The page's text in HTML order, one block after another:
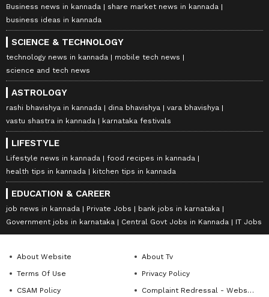
Business news in kannada
share market news in kannada
business ideas in kannada
SCIENCE & TECHNOLOGY
technology news in kannada
mobile tech news
science and tech news
ASTROLOGY
rashi bhavishya in kannada dina bhavishya
vara bhavishya
vastu shastra in kannada
karnataka festivals
LIFESTYLE
Lifestyle news in kannada
food recipes in kannada
health tips in kannada
kitchen tips in kannada
EDUCATION & CAREER
job news in kannada Private Jobs
bank jobs in karnataka
Government jobs in karnataka
Central Govt Jobs in Kannada IT Jobs
About Website
About Tv
Terms Of Use
Privacy Policy
CSAM Policy
Complaint Redressal - Website